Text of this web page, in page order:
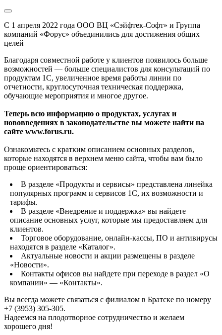
С 1 апреля 2022 года ООО ВЦ «Сэйфтек-Софт» и Группа
компаний «Форус» объединились для достижения общих
целей
Благодаря совместной работе у клиентов появилось больше
возможностей — больше специалистов для консультаций по
продуктам 1С, увеличенное время работы линии по
отчетности, круглосуточная техническая поддержка,
обучающие мероприятия и многое другое.
Теперь всю информацию о продуктах, услугах и
нововведениях в законодательстве вы можете найти на
сайте www.forus.ru.
Ознакомьтесь с кратким описанием основных разделов,
которые находятся в верхнем меню сайта, чтобы вам было
проще ориентироваться:
В разделе «Продукты и сервисы» представлена линейка
популярных программ и сервисов 1С, их возможности и
тарифы.
В разделе «Внедрение и поддержка» вы найдете
описание основных услуг, которые мы предоставляем для
клиентов.
Торговое оборудование, онлайн-кассы, ПО и антивирусы
находятся в разделе «Каталог».
Актуальные новости и акции размещены в разделе
«Новости».
Контакты офисов вы найдете при переходе в раздел «О
компании» — «Контакты».
Вы всегда можете связаться с филиалом в Братске по номеру
+7 (3953) 305-305.
Надеемся на плодотворное сотрудничество и желаем
хорошего дня!